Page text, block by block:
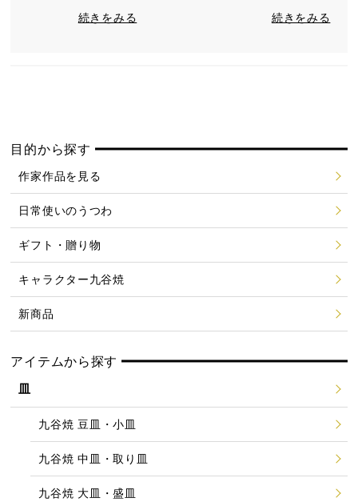
続きをみる
続きをみる
目的から探す
作家作品を見る
日常使いのうつわ
ギフト・贈り物
キャラクター九谷焼
新商品
アイテムから探す
皿
九谷焼 豆皿・小皿
九谷焼 中皿・取り皿
九谷焼 大皿・盛皿